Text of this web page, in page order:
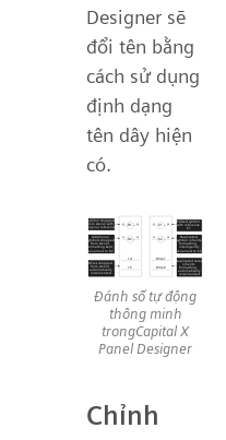
Designer sẽ
đổi tên bằng
cách sử dụng
định dạng
tên dây hiện
có.
Đánh số tự động
thông minh
trongCapital X
Panel Designer
Chỉnh